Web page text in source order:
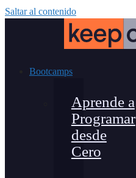
Saltar al contenido
Bootcamps
Aprende a
Programar
desde
Cero